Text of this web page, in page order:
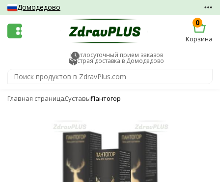
Домодедово
0
Корзина
Круглосуточный прием заказов
Быстрая доставка в Домодедово
Главная страницаСуставыПантогор